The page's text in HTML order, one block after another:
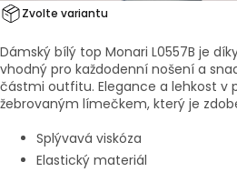
Zvolte variantu
Dámský bílý top Monari L0557B je
vhodný pro každodenní nošení a
částmi outfitu. Elegance a lehkost v
žebrovaným límečkem, který je
Splývavá viskóza
Elastický materiál